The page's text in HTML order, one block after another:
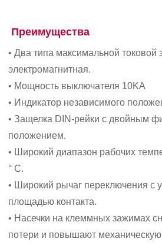
Преимущества
• Два типа максимальной токовой
электромагнитная.
• Мощность выключателя 10KA
• Индикатор независимого
• Защелка DIN-рейки с двойным
положением.
• Широкий диапазон рабочих
° С.
• Широкий рычаг переключения с
площадью контакта.
• Насечки на клеммных зажимах
потери и повышают механическую